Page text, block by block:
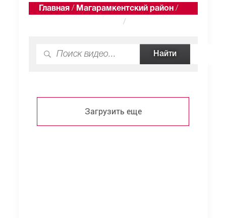
Главная / Магарамкентский район /
/
Загрузить еще